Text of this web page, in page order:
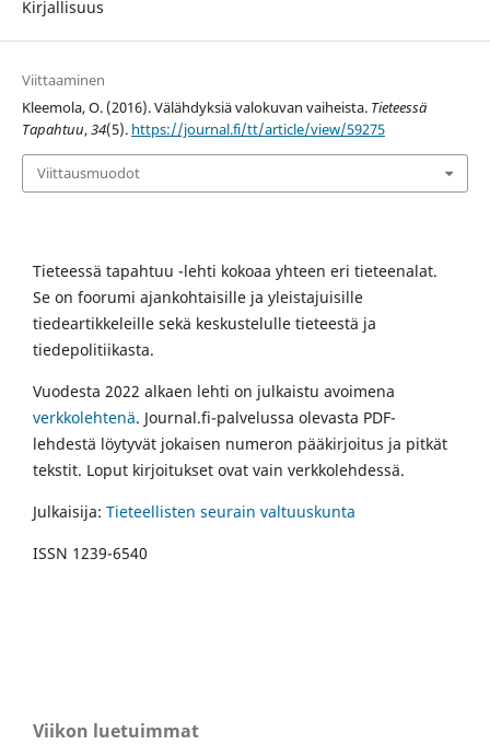
Kirjallisuus
Viittaaminen
Kleemola, O. (2016). Välähdyksiä valokuvan vaiheista. Tieteessä
Tapahtuu,34(5). https://journal.fi/tt/article/view/59275
Viittausmuodot
Tieteessä tapahtuu -lehti kokoaa yhteen eri tieteenalat.
Se on foorumi ajankohtaisille ja yleistajuisille
tiedeartikkeleille sekä keskustelulle tieteestä ja
tiedepolitiikasta.
Vuodesta 2022 alkaen lehti on julkaistu avoimena
verkkolehtenä. Journal.fi-palvelussa olevasta PDF-
lehdestä löytyvät jokaisen numeron pääkirjoitus ja pitkät
tekstit. Loput kirjoitukset ovat vain verkkolehdessä.
Julkaisija: Tieteellisten seurain valtuuskunta
ISSN 1239-6540
Viikon luetuimmat